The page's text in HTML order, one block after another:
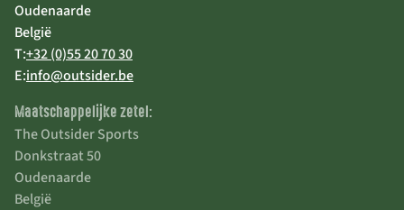
Oudenaarde
België
T:+32 (0)55 20 70 30
E:info@outsider.be
Maatschappelijke zetel:
The Outsider Sports
Donkstraat 50
Oudenaarde
België